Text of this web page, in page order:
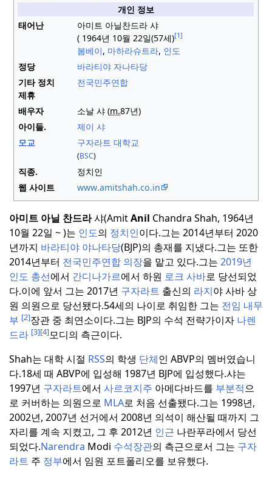
개인 정보
태어난
아미트 아닐찬드라 샤
( 1964년 10월 22일(57세)[1]
봄베이, 마하라슈트라, 인도
정당
바라티야 자나타당
기타 정치
제휴
전국민주연합
배우자 소날 샤 (m.87년)
아이들.
제이 샤
모교
구자라트 대학교
(BSC)
직종.
정치인
웹 사이트
www.amitshah.co.in
아미트 아닐 찬드라샤(AmitAnil Chandra Shah, 1964년
10월 22일 ~ )는 인도의 정치인이다.그는 2014년부터 2020
년까지 바라티야 야나타당(BJP)의 총재를 지냈다.그는 또한
2014년부터 전국민주연합 의장을 맡고 있다.그는 2019년
인도 총선에서 간디나가르에서 하원 로크 사바로 당선되었
다.이에 앞서 그는 2017년 구자라트 출신의 라지야 사바 상
원 의원으로 당선됐다.54세의 나이로 취임한 그는 전임 내무
부 [2]장관 중 최연소이다.그는 BJP의 수석 전략가이자 나렌
드라 [3][4]모디의 측근이다.
Shah는 대학 시절 RSS의 학생 단체인 ABVP의 멤버였습니
다.18세 때 ABVP에 입성해 1987년 BJP에 입성했다.샤는
1997년 구자라트에서 사르코지주 아메다바드를 부분적으
로 커버하는 의원으로 MLA로 처음 선출됐다.그는 1998년,
2002년, 2007년 선거에서 2008년 의석이 해산될 때까지 그
자리를 계속 지켰고, 그 후 2012년 인근 나란푸라에서 당선
되었다.Narendra Modi 수석장관의 측근으로서 그는 구자
라트 주 정부에서 임원 포트폴리오를 보유했다.